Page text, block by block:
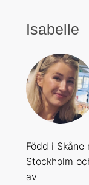
Isabelle
Född i
Stockholm
av